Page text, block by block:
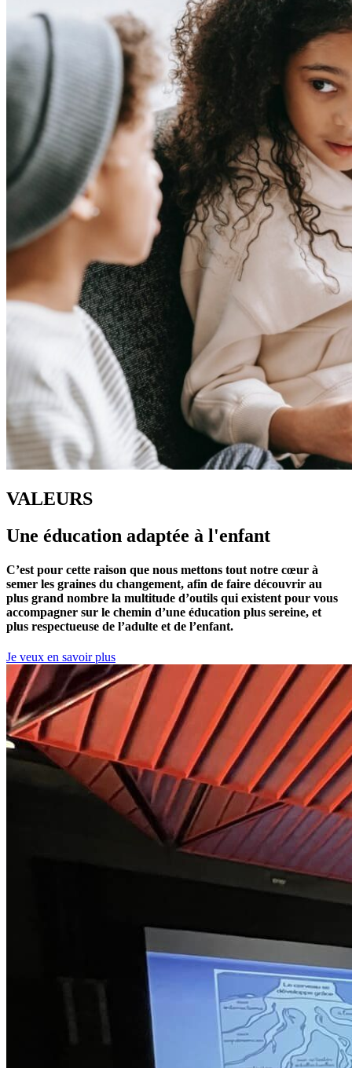
VALEURS
Une éducation adaptée à l'enfant
C’est pour cette raison que nous mettons tout notre cœur à
semer les graines du changement, afin de faire découvrir au
plus grand nombre la multitude d’outils qui existent pour vous
accompagner sur le chemin d’une éducation plus sereine, et
plus respectueuse de l’adulte et de l’enfant.
Je veux en savoir plus